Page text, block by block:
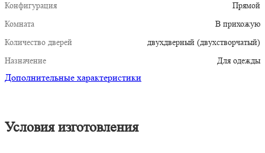
Конфигурация
Прямой
Комната
В прихожую
Количество дверей
двухдверный (двухстворчатый)
Назначение
Для одежды
Дополнительные характеристики
Условия изготовления